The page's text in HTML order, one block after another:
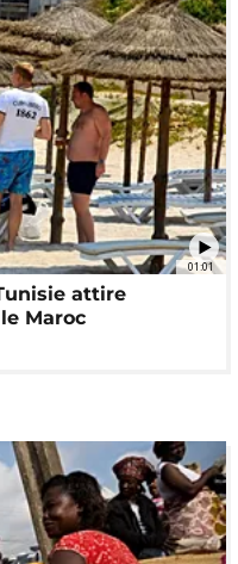
01:01
attire
Maroc